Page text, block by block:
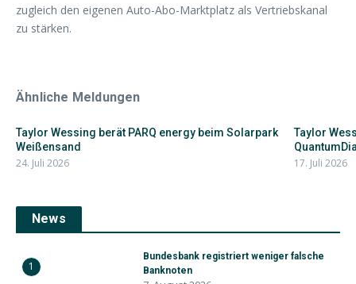
zugleich den eigenen Auto-Abo-Marktplatz als Vertriebskanal
zu stärken.
Ähnliche Meldungen
Taylor Wessing berät PARQ energy beim Solarpark
Weißensand
24. Juli 2026
Taylor
17. Juli 2026
News
1
Bundesbank registriert weniger falsche
Banknoten